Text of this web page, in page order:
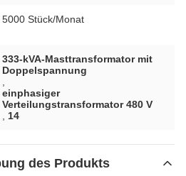
5000 Stück/Monat
333-kVA-Masttransformator mit
Doppelspannung
einphasiger
Verteilungstransformator 480 V
14
des Produkts